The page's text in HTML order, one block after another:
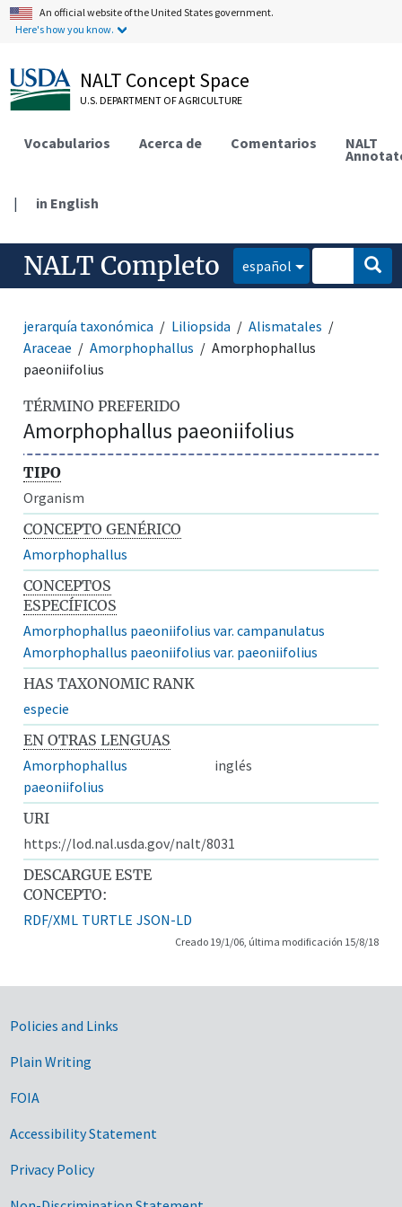
An official website of the United States government.
Here's how you know.
NALT Concept Space
U.S. DEPARTMENT OF AGRICULTURE
Vocabularios Acerca de Comentarios NALT
| in English
NALT Completo español
jerarquía taxonómica Liliopsida
Alismatales
Araceae
Amorphophallus
Amorphophallus
paeoniifolius
TÉRMINO PREFERIDO
Amorphophallus paeoniifolius
TIPO
Organism
CONCEPTO GENÉRICO
Amorphophallus
CONCEPTOS
ESPECÍFICOS
Amorphophallus paeoniifolius var. campanulatus
Amorphophallus paeoniifolius var. paeoniifolius
HAS TAXONOMIC RANK
especie
EN OTRAS LENGUAS
Amorphophallus
paeoniifolius
inglés
URI
https://lod.nal.usda.gov/nalt/8031
DESCARGUE ESTE
CONCEPTO:
RDF/XML TURTLE JSON-LD
Creado 19/1/06, última modificación 15/8/18
Government Links
Policies and Links
Plain Writing
FOIA
Accessibility Statement
Privacy Policy